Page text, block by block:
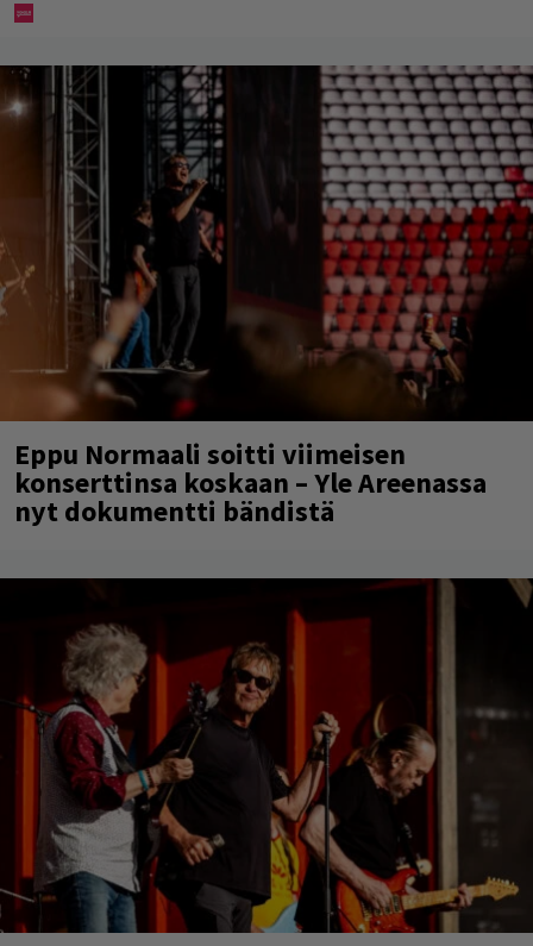
Eppu Normaali soitti viimeisen
konserttinsa koskaan – Yle Areenassa
nyt dokumentti bändistä